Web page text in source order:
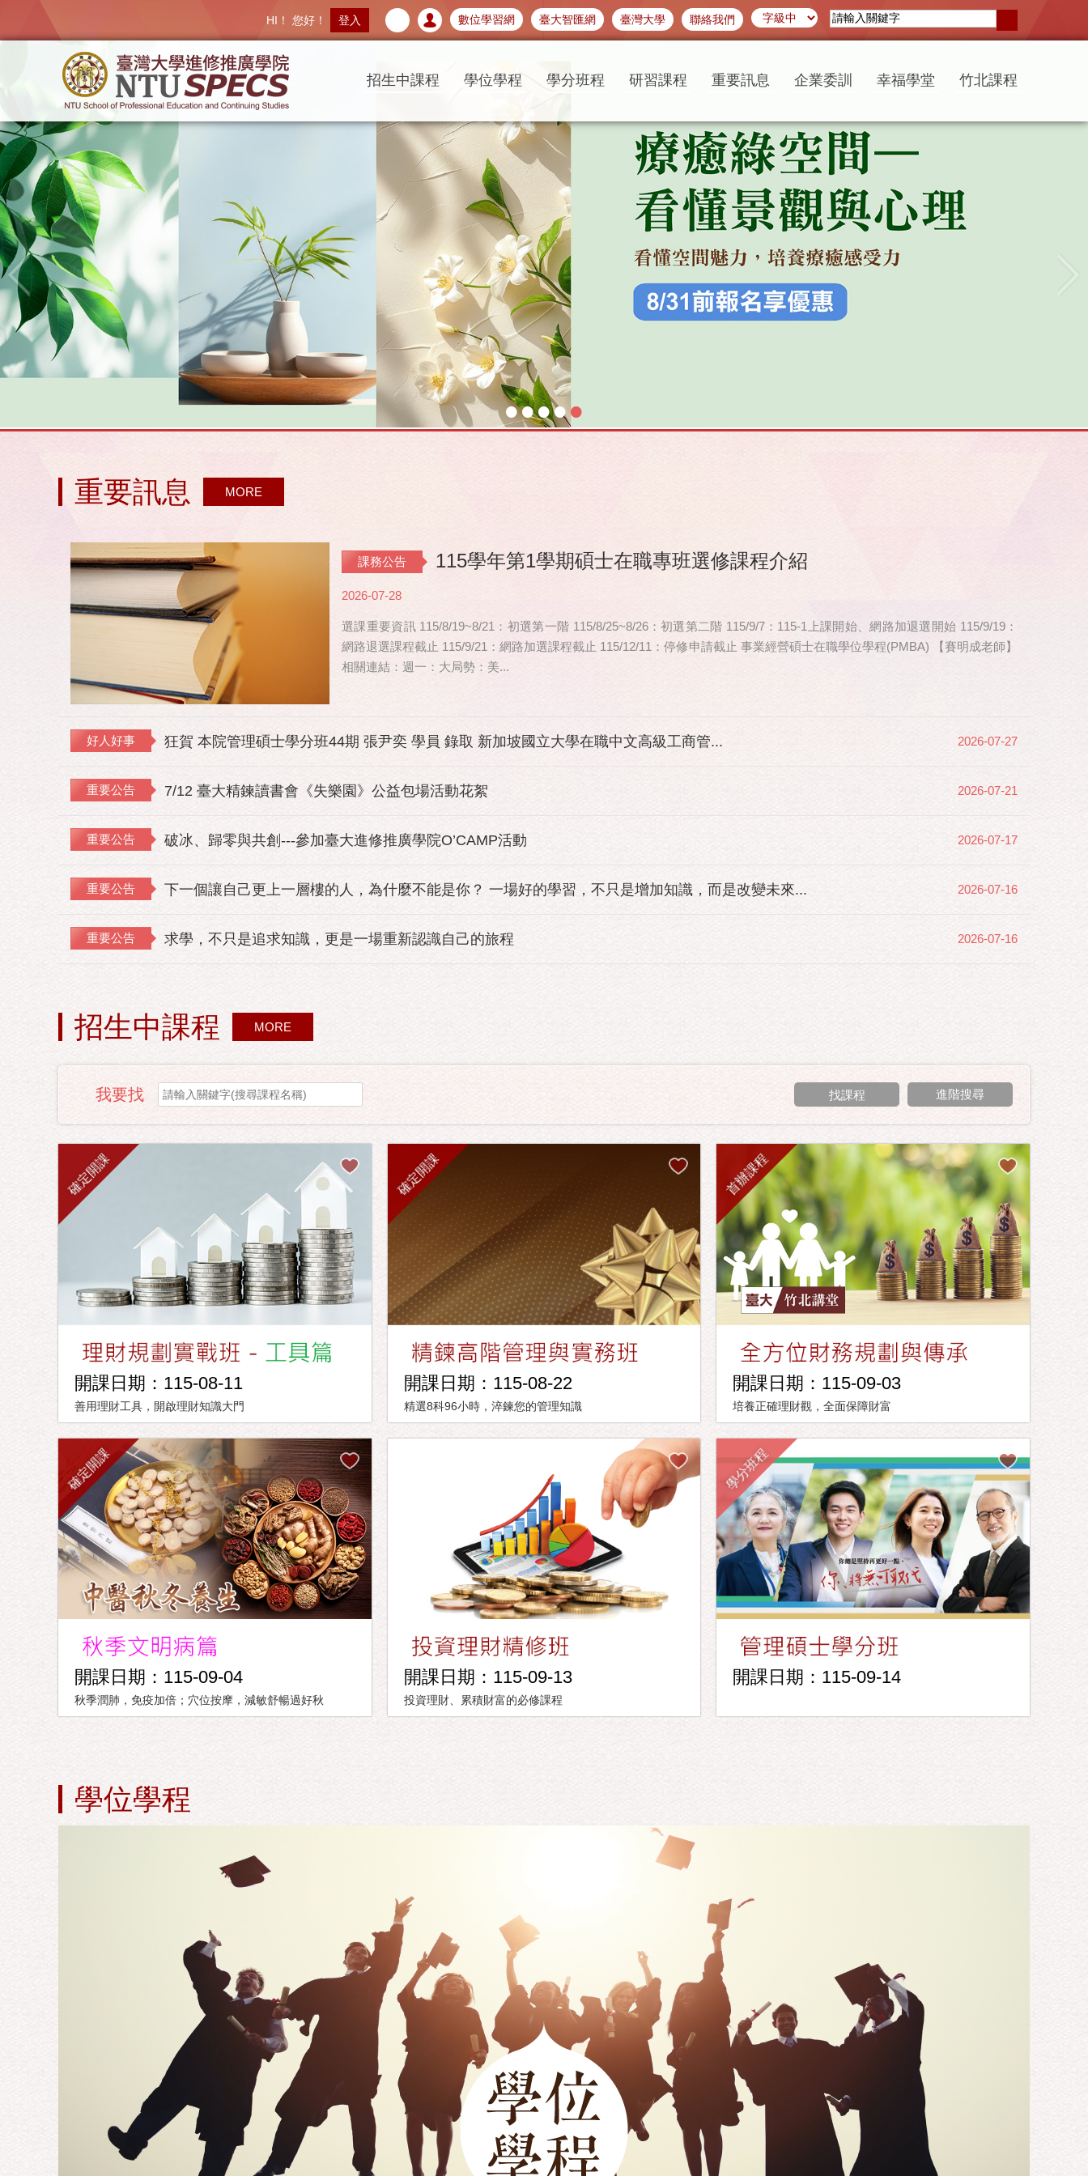
數位學習網 臺大智匯網 臺灣大學 聯絡我們
HI！ 您好！ 登入
招生中課程 學位學程 學分班程 研習課程 重要訊息 企業委訓 幸福學堂 竹北課程
•••••
重要訊息 MORE
課務公告 115學年第1學期碩士在職專班選修課程介紹
2026-07-28
選課重要資訊 115/8/19~8/21：初選第一階 115/8/25~8/26：初選第二階 115/9/7：115-1上課開始、網路加退選開始 115/9/19：
網路退選課程截止 115/9/21：網路加選課程截止 115/12/11：停修申請截止 事業經營碩士在職學位學程(PMBA) 【賽明成老師】
相關連結：週一：大局勢：美...
好人好事 狂賀 本院管理碩士學分班44期 張尹奕 學員 錄取 新加坡國立大學在職中文高級工商管... 2026-07-27
重要公告 7/12 臺大精鍊讀書會《失樂園》公益包場活動花絮 2026-07-21
重要公告 破冰、歸零與共創---參加臺大進修推廣學院O’CAMP活動 2026-07-17
重要公告 下一個讓自己更上一層樓的人，為什麼不能是你？ 一場好的學習，不只是增加知識，而是改變未來... 2026-07-16
重要公告 求學，不只是追求知識，更是一場重新認識自己的旅程 2026-07-16
招生中課程 MORE
我要找 進階搜尋
確定開課
開課日期：115-08-11
善用理財工具，開啟理財知識大門
確定開課
開課日期：115-08-22
精選8科96小時，淬鍊您的管理知識
首辦課程
開課日期：115-09-03
培養正確理財觀，全面保障財富
確定開課
開課日期：115-09-04
秋季潤肺，免疫加倍；穴位按摩，減敏舒暢過好秋
開課日期：115-09-13
投資理財、累積財富的必修課程
學分班程
開課日期：115-09-14
學位學程